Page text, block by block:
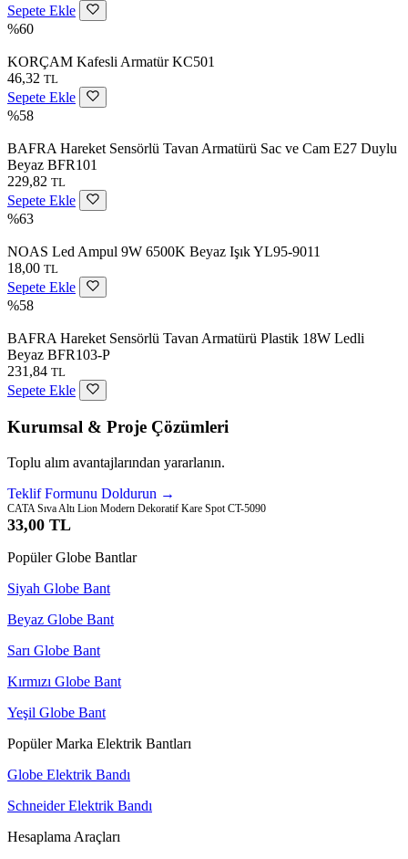
Sepete Ekle
%60
KORÇAM Kafesli Armatür KC501
46,32 TL
Sepete Ekle
%58
BAFRA Hareket Sensörlü Tavan Armatürü Sac ve Cam E27 Duylu
Beyaz BFR101
229,82 TL
Sepete Ekle
%63
NOAS Led Ampul 9W 6500K Beyaz Işık YL95-9011
18,00 TL
Sepete Ekle
%58
BAFRA Hareket Sensörlü Tavan Armatürü Plastik 18W Ledli
Beyaz BFR103-P
231,84 TL
Sepete Ekle
Kurumsal & Proje Çözümleri
Toplu alım avantajlarından yararlanın.
Teklif Formunu Doldurun →
CATA Sıva Altı Lion Modern Dekoratif Kare Spot CT-5090
33,00 TL
Popüler Globe Bantlar
Siyah Globe Bant
Beyaz Globe Bant
Sarı Globe Bant
Kırmızı Globe Bant
Yeşil Globe Bant
Popüler Marka Elektrik Bantları
Globe Elektrik Bandı
Schneider Elektrik Bandı
Hesaplama Araçları